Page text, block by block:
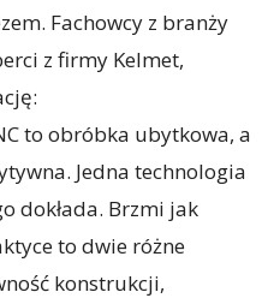
Fachowcy z branży
z firmy Kelmet,
to obróbka ubytkowa, a
Jedna technologia
dokłada. Brzmi jak
to dwie różne
konstrukcji,